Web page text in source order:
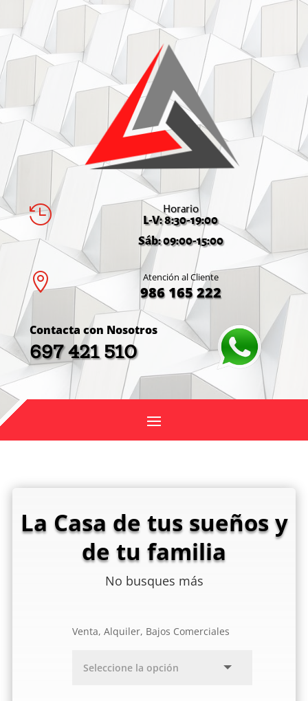
 Horario
L-V: 8:30-19:00
Sáb: 09:00-15:00
 Atención al Cliente
986 165 222
Contacta con Nosotros
697 421 510
La Casa de tus sueños y
de tu familia
No busques más
Venta, Alquiler, Bajos Comerciales